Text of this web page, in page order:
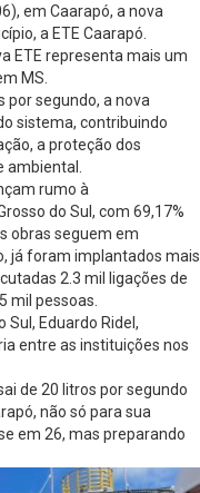
em Caarapó, a nova
a ETE Caarapó.
ETE representa mais um
MS.
por segundo, a nova
sistema, contribuindo
a proteção dos
rumo à
do Sul, com 69,17%
obras seguem em
já foram implantados mais
2.3 mil ligações de
mil pessoas.
Sul, Eduardo Ridel,
entre as instituições nos
de 20 litros por segundo
não só para sua
em 26, mas preparando